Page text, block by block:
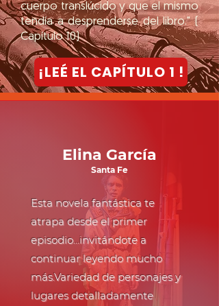
cuerpo translúcido y que el mismo
tendía a desprenderse del libro." (
Capítulo 10)
¡LEÉ EL CAPÍTULO 1 !
Elina García
Santa Fe
Esta novela fantástica te
atrapa desde el primer
episodio...invitándote a
continuar leyendo mucho
más.Variedad de personajes y
lugares detalladamente